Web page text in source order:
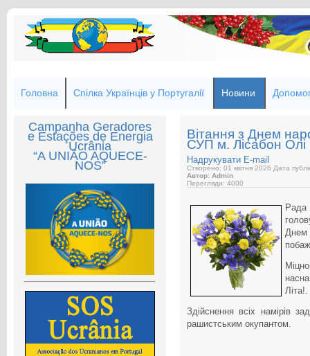
Головна Спілка Українців у Португалії Новини
Campanha Geradores
e Estações de Energia
Ucrânia
“A UNIÃO AQUECE-
NOS”
Вітання з Днем
СУП м. Лісабон Олі
Надрукувати E-mail
Створено: 01 квітня 2026 Дата
Автор: Admin
Перегляди: 4000
Рада
Днем
Літа!.
Здійснення всіх намірів
рашистським окупантом.